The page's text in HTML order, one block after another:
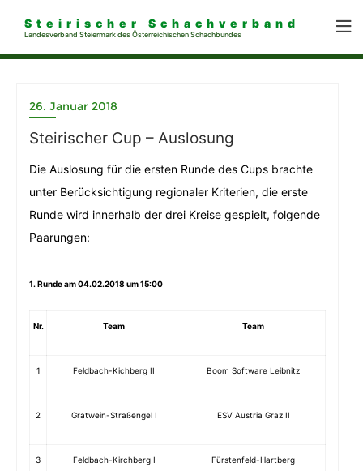
Steirischer Schachverband
Landesverband Steiermark des Österreichischen Schachbundes
26. Januar 2018
Steirischer Cup – Auslosung
Die Auslosung für die ersten Runde des Cups brachte
unter Berücksichtigung regionaler Kriterien, die erste
Runde wird innerhalb der drei Kreise gespielt, folgende
Paarungen:
1. Runde am 04.02.2018 um 15:00
Nr. Team Team
1 Feldbach-Kichberg II Boom Software Leibnitz
2 Gratwein-Straßengel I ESV Austria Graz II
3 Feldbach-Kirchberg I Fürstenfeld-Hartberg